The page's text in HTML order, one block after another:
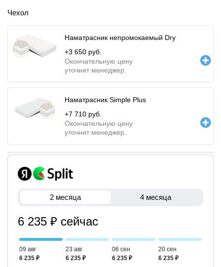
Чехол
Наматрасник непромокаемый Dry
+3 650 руб.
Окончательную цену
уточнит менеджер.
Наматрасник Simple Plus
+7 710 руб.
Окончательную цену
уточнит менеджер.
2 месяца 4 месяца
6 235 ₽ сейчас
09 авг
6 235 ₽
23 авг
6 235 ₽
06 сен
6 235 ₽
20 сен
6 235 ₽